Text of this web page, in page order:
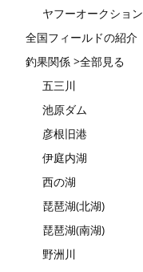
ヤフーオークション
全国フィールドの紹介
釣果関係 >全部見る
五三川
池原ダム
彦根旧港
伊庭内湖
西の湖
琵琶湖(北湖)
琵琶湖(南湖)
野洲川